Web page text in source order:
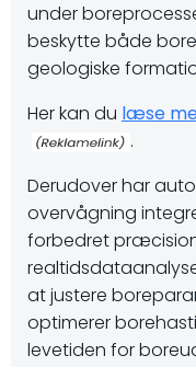
under
beskytte både
geologiske
Her kan du læse
.
Derudover har
overvågning
forbedret
at justere
optimerer
levetiden for